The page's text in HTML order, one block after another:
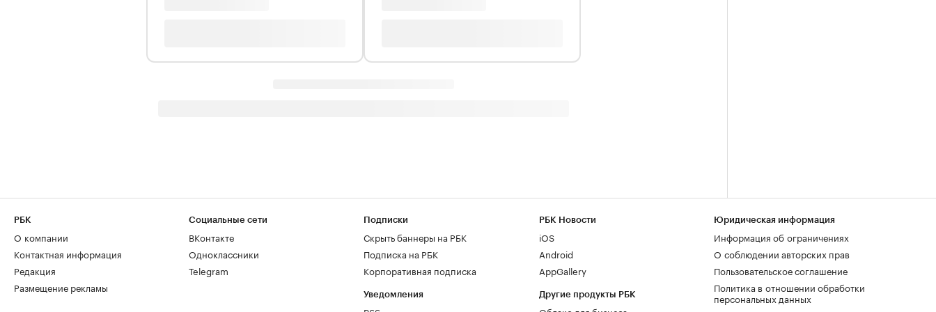
РБК
О компании
Контактная информация
Редакция
Размещение рекламы
Социальные сети
ВКонтакте
Одноклассники
Telegram
Подписки
Скрыть баннеры на РБК
Подписка на РБК
Корпоративная подписка
Уведомления
РБК Новости
iOS
Android
AppGallery
Другие продукты РБК
Юридическая информация
Информация об ограничениях
О соблюдении авторских прав
Пользовательское соглашение
Политика в отношении обработки
персональных данных